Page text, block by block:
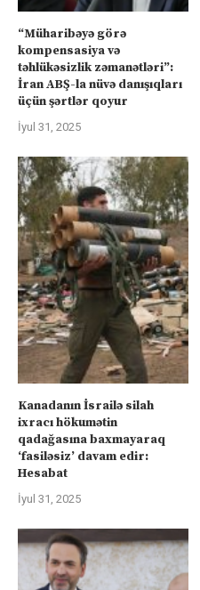
“Müharibəyə görə
kompensasiya və
təhlükəsizlik zəmanətləri”:
İran ABŞ-la nüvə danışıqları
üçün şərtlər qoyur
İyul 31, 2025
Kanadanın İsrailə silah
ixracı hökumətin
qadağasına baxmayaraq
‘fasiləsiz’ davam edir:
Hesabat
İyul 31, 2025